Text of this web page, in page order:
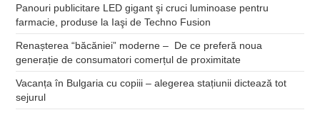
Panouri publicitare LED gigant şi cruci luminoase pentru
farmacie, produse la Iaşi de Techno Fusion
Renașterea “băcăniei” moderne – De ce preferă noua
generație de consumatori comerțul de proximitate
Vacanța în Bulgaria cu copiii – alegerea stațiunii dictează tot
sejurul